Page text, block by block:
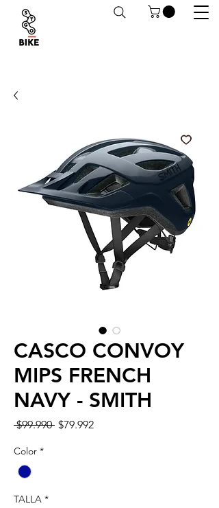
Despachos a todo Chile. Retiro en tiendas
CASCO CONVOY
MIPS FRENCH
NAVY - SMITH
$99.990 Precio
$79.992Precio
Color *
TALLA *